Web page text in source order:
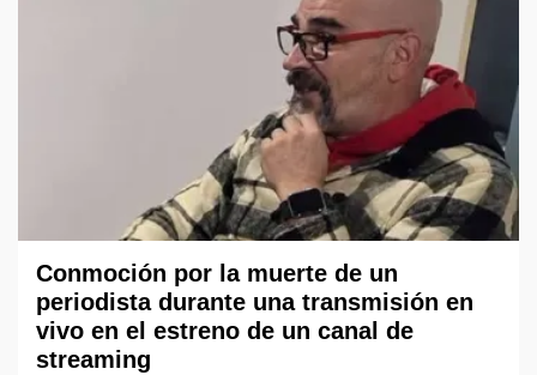
Conmoción por la muerte de un
periodista durante una transmisión en
vivo en el estreno de un canal de
streaming